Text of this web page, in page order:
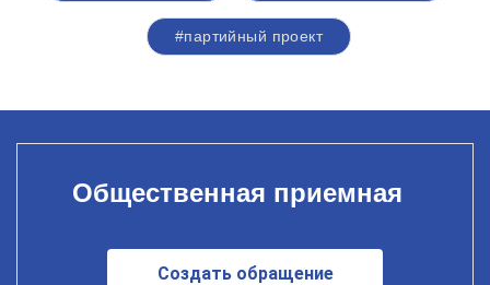
#партийный проект
Общественная приемная
Создать обращение